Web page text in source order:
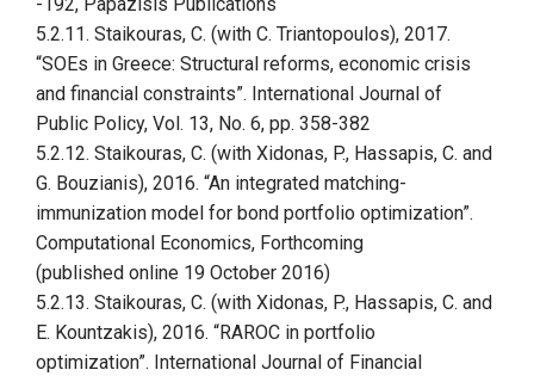
5.2.11. Staikouras, C. (with C. Triantopoulos), 2017.
“SOEs in Greece: Structural reforms, economic crisis
and financial constraints”. International Journal of
Public Policy, Vol. 13, No. 6, pp. 358-382
5.2.12. Staikouras, C. (with Xidonas, P., Hassapis, C. and
G. Bouzianis), 2016. “An integrated matching-
immunization model for bond portfolio optimization”.
Computational Economics, Forthcoming
(published online 19 October 2016)
5.2.13. Staikouras, C. (with Xidonas, P., Hassapis, C. and
E. Kountzakis), 2016. “RAROC in portfolio
optimization”. International Journal of Financial